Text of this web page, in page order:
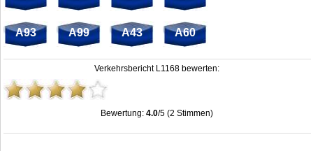
A93 A99 A43 A60
Verkehrsbericht L1168 bewerten:
Bewertung:4.0/5 (2 Stimmen)
Stau L1168: Unfälle, Sperrung & Baustellen | Staumelder L1168 ,4.0out of5